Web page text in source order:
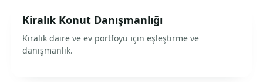
Kiralık Konut Danışmanlığı
Kiralık daire ve ev portföyü için eşleştirme ve
danışmanlık.